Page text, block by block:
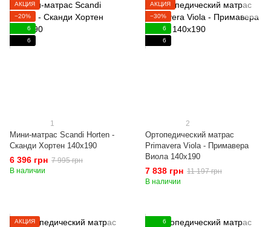
АКЦИЯ
−20%
6
6
1
Мини-матрас Scandi Horten -
Сканди Хортен 140x190
6 396 грн 7 995 грн
В наличии
АКЦИЯ
−30%
6
6
2
Ортопедический матрас
Primavera Viola - Примавера
Виола 140x190
7 838 грн 11 197 грн
В наличии
АКЦИЯ 6